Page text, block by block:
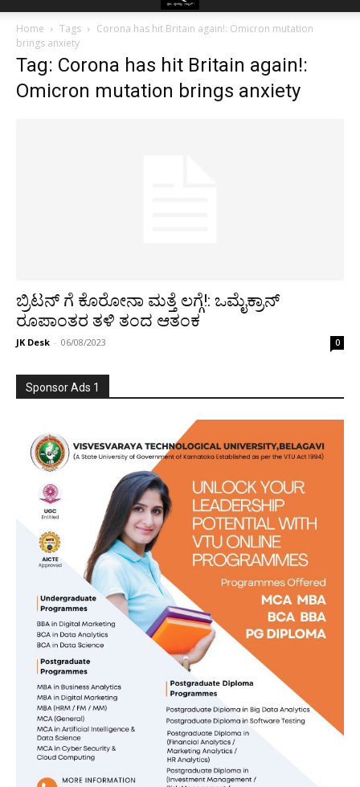
Home Tags
Corona has hit Britain again!: Omicron mutation
brings anxiety
Tag: Corona has hit Britain again!:
Omicron mutation brings anxiety
ಬ್ರಿಟನ್ ಗೆ ಕೊರೋನಾ ಮತ್ತೆ ಲಗ್ಗೆ!: ಒಮೈಕ್ರಾನ್
ರೂಪಾಂತರ ತಳಿ ತಂದ ಆತಂಕ
JK Desk - 06/08/2023 0
Sponsor Ads 1